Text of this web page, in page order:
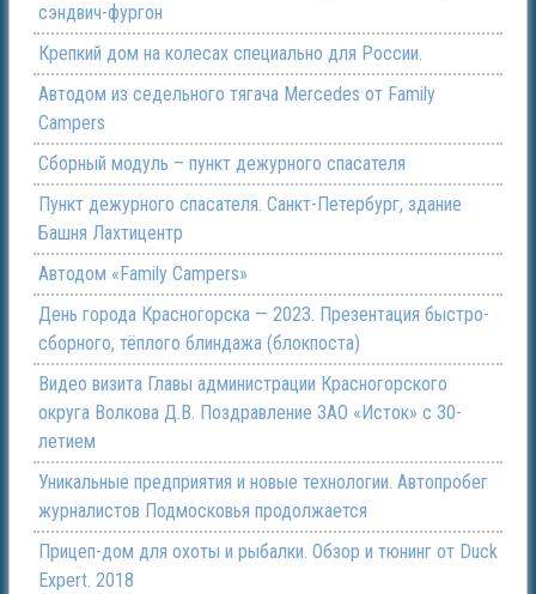
сэндвич-фургон
Крепкий дом на колесах специально для России.
Автодом из седельного тягача Mercedes от Family
Campers
Сборный модуль – пункт дежурного спасателя
Пункт дежурного спасателя. Санкт-Петербург, здание
Башня Лахтицентр
Автодом «Family Campers»
День города Красногорска — 2023. Презентация быстро-
сборного, тёплого блиндажа (блокпоста)
Видео визита Главы администрации Красногорского
округа Волкова Д.В. Поздравление ЗАО «Исток» с 30-
летием
Уникальные предприятия и новые технологии. Автопробег
журналистов Подмосковья продолжается
Прицеп-дом для охоты и рыбалки. Обзор и тюнинг от Duck
Expert. 2018